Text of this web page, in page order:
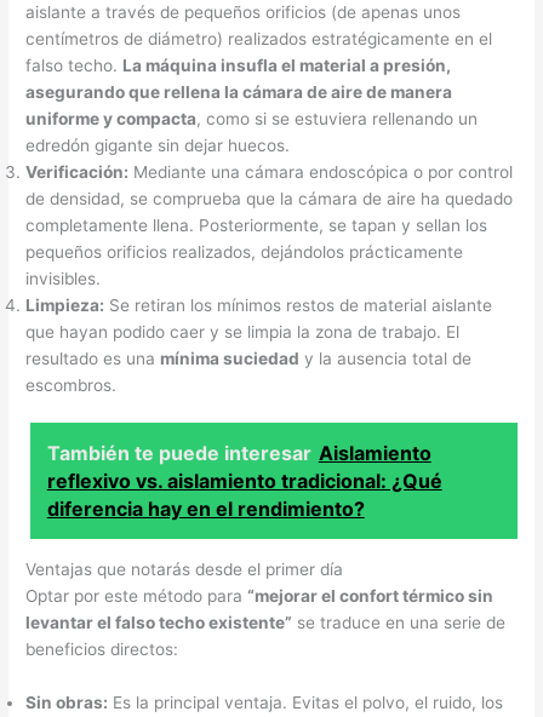
aislante a través de pequeños orificios (de apenas unos
centímetros de diámetro) realizados estratégicamente en el
falso techo. La máquina insufla el material a presión,
asegurando que rellena la cámara de aire de manera
uniforme y compacta, como si se estuviera rellenando un
edredón gigante sin dejar huecos.
Verificación: Mediante una cámara endoscópica o por control
de densidad, se comprueba que la cámara de aire ha quedado
completamente llena. Posteriormente, se tapan y sellan los
pequeños orificios realizados, dejándolos prácticamente
invisibles.
Limpieza: Se retiran los mínimos restos de material aislante
que hayan podido caer y se limpia la zona de trabajo. El
resultado es una mínima suciedad y la ausencia total de
escombros.
También te puede interesar Aislamiento
reflexivo vs. aislamiento tradicional: ¿Qué
diferencia hay en el rendimiento?
Ventajas que notarás desde el primer día
Optar por este método para“mejorar el confort térmico sin
levantar el falso techo existente” se traduce en una serie de
beneficios directos:
Sin obras: Es la principal ventaja. Evitas el polvo, el ruido, los